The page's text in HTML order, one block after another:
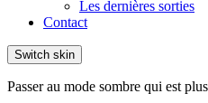
Les dernières sorties
Contact
Switch skin
Passer au mode sombre qui est